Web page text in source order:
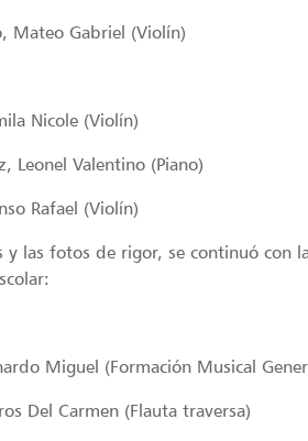
Mateo Gabriel (Violín)
Nicole (Violín)
Leonel Valentino (Piano)
Rafael (Violín)
y las fotos de rigor, se continuó con
Miguel (Formación Musical
Del Carmen (Flauta traversa)